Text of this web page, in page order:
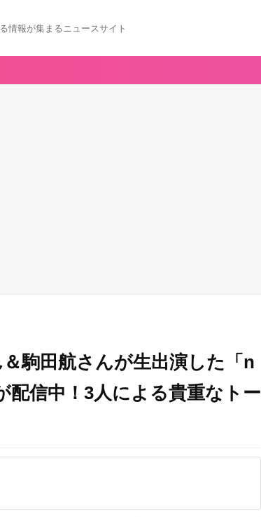
情報が集まるニュースサイト
駒田航さんが生出演した「n
配信中！3人による貴重なトー